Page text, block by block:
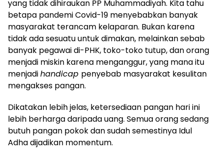
yang tidak dihiraukan PP Muhammadiyah. Kita tahu
betapa pandemi Covid-19 menyebabkan banyak
masyarakat terancam kelaparan. Bukan karena
tidak ada sesuatu untuk dimakan, melainkan sebab
banyak pegawai di-PHK, toko-toko tutup, dan orang
menjadi miskin karena menganggur, yang mana itu
menjadihandicap penyebab masyarakat kesulitan
mengakses pangan.
Dikatakan lebih jelas, ketersediaan pangan hari ini
lebih berharga daripada uang. Semua orang sedang
butuh pangan pokok dan sudah semestinya Idul
Adha dijadikan momentum.